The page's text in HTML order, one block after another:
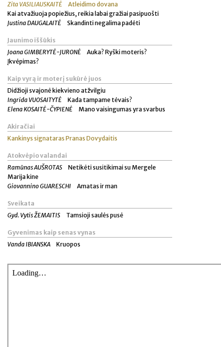
Zita VASILIAUSKAITĖ
Atleidimo dovana
Kai atvažiuoja popiežius, reikia labai gražiai pasipuošti
Justina DAUGALAITĖ
Skandinti negalima padėti
Jaunimo iššūkis
Joana GIMBERYTĖ-JURONĖ
Auka? Ryški moteris?
Įkvėpimas?
Kaip vyrą ir moterį sukūrė juos
Didžioji svajonė kiekvieno atžvilgiu
Ingrida VUOSAITYTĖ
Kada tampame tėvais?
Elena KOSAITĖ-ČYPIENĖ
Mano vaisingumas yra svarbus
Akiračiai
Kankinys signataras Pranas Dovydaitis
Atokvėpio valandai
Ramūnas AUŠROTAS
Netikėti susitikimai su Mergele
Marija kine
Giovannino GUARESCHI
Amatas ir man
Sveikata
Gyd. Vytis ŽEMAITIS
Tamsioji saulės pusė
Gyvenimas kaip senas vynas
Vanda IBIANSKA
Kruopos